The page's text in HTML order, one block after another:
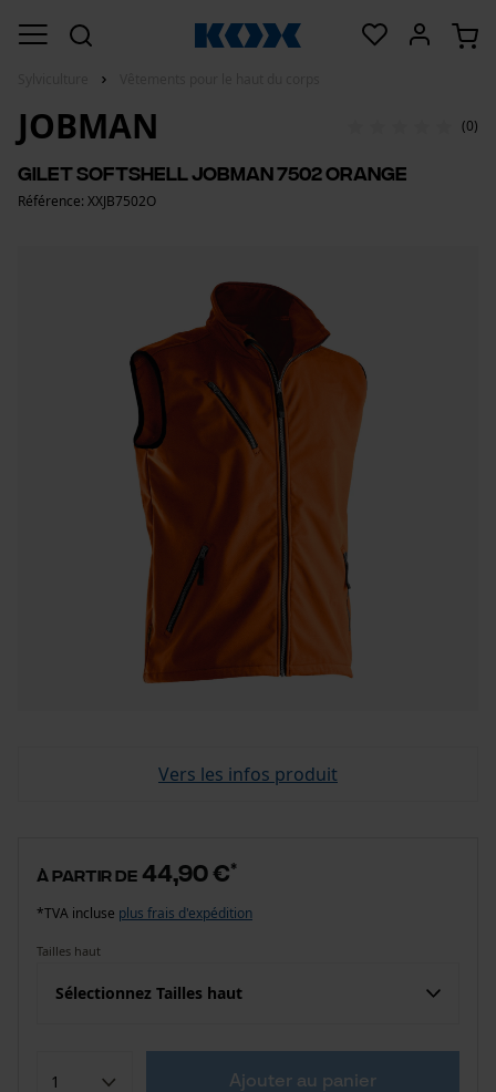
JOBMAN (0)
Gilet softshell Jobman 7502 orange
Référence: XXJB7502O
Vers les infos produit
à partir de 44,90 €*
*TVA incluse plus frais d'expédition
Tailles haut
Sélectionnez Tailles haut
Ajouter au panier